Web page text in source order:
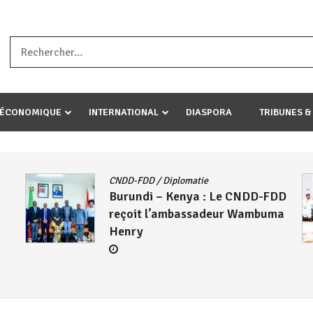
umariye umuryango wawe canke igihugu cakwibarutse
INTERNATIONAL DIASPORA TRIBUNES
Actualités/East African Community
Politique/ Société/UA
Le Président Évariste
Ndayishimiye échange avec
Mahamadou Issoufou sur les